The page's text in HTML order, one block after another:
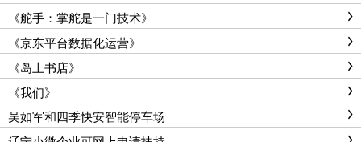
《舵手：掌舵是一门技术》
《京东平台数据化运营》
《岛上书店》
《我们》
吴如军和四季快安智能停车场